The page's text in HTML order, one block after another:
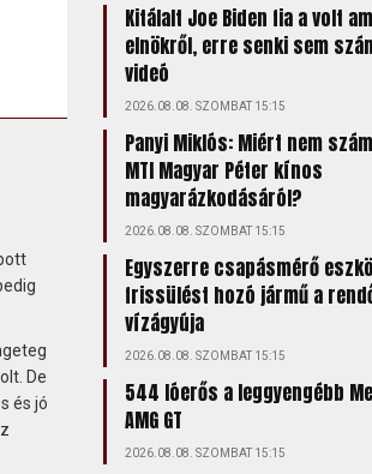
De
és jó
Kitálalt Joe Biden fia a volt
elnökről, erre senki sem
videó
2026.08.08. SZOMBAT 15:15
Panyi Miklós: Miért nem
MTI Magyar Péter kínos
magyarázkodásáról?
2026.08.08. SZOMBAT 15:15
Egyszerre csapásmérő
frissülést hozó jármű a
vízágyúja
2026.08.08. SZOMBAT 15:15
544 lóerős a leggyengébb
AMG GT
2026.08.08. SZOMBAT 15:15